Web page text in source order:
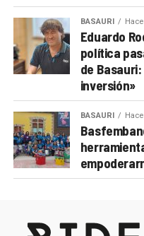
BASAURI
Eduardo
política
de
inversión»
BASAURI